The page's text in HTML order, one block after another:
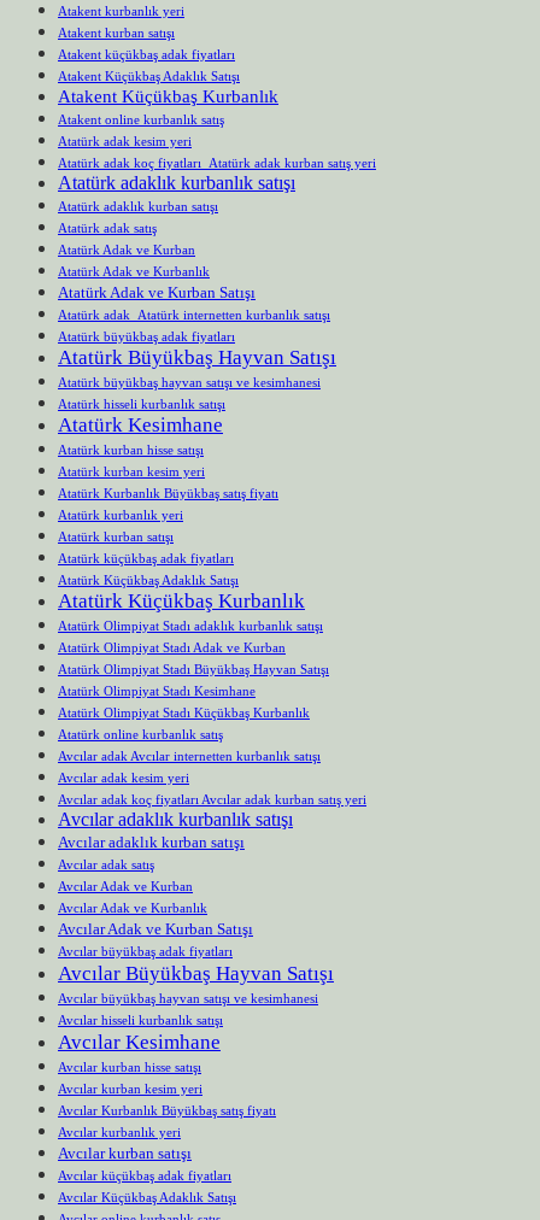
Atakent kurbanlık yeri
Atakent kurban satışı
Atakent küçükbaş adak fiyatları
Atakent Küçükbaş Adaklık Satışı
Atakent Küçükbaş Kurbanlık
Atakent online kurbanlık satış
Atatürk adak kesim yeri
Atatürk adak koç fiyatları Atatürk adak kurban satış yeri
Atatürk adaklık kurbanlık satışı
Atatürk adaklık kurban satışı
Atatürk adak satış
Atatürk Adak ve Kurban
Atatürk Adak ve Kurbanlık
Atatürk Adak ve Kurban Satışı
Atatürk adak Atatürk internetten kurbanlık satışı
Atatürk büyükbaş adak fiyatları
Atatürk Büyükbaş Hayvan Satışı
Atatürk büyükbaş hayvan satışı ve kesimhanesi
Atatürk hisseli kurbanlık satışı
Atatürk Kesimhane
Atatürk kurban hisse satışı
Atatürk kurban kesim yeri
Atatürk Kurbanlık Büyükbaş satış fiyatı
Atatürk kurbanlık yeri
Atatürk kurban satışı
Atatürk küçükbaş adak fiyatları
Atatürk Küçükbaş Adaklık Satışı
Atatürk Küçükbaş Kurbanlık
Atatürk Olimpiyat Stadı adaklık kurbanlık satışı
Atatürk Olimpiyat Stadı Adak ve Kurban
Atatürk Olimpiyat Stadı Büyükbaş Hayvan Satışı
Atatürk Olimpiyat Stadı Kesimhane
Atatürk Olimpiyat Stadı Küçükbaş Kurbanlık
Atatürk online kurbanlık satış
Avcılar adak Avcılar internetten kurbanlık satışı
Avcılar adak kesim yeri
Avcılar adak koç fiyatları Avcılar adak kurban satış yeri
Avcılar adaklık kurbanlık satışı
Avcılar adaklık kurban satışı
Avcılar adak satış
Avcılar Adak ve Kurban
Avcılar Adak ve Kurbanlık
Avcılar Adak ve Kurban Satışı
Avcılar büyükbaş adak fiyatları
Avcılar Büyükbaş Hayvan Satışı
Avcılar büyükbaş hayvan satışı ve kesimhanesi
Avcılar hisseli kurbanlık satışı
Avcılar Kesimhane
Avcılar kurban hisse satışı
Avcılar kurban kesim yeri
Avcılar Kurbanlık Büyükbaş satış fiyatı
Avcılar kurbanlık yeri
Avcılar kurban satışı
Avcılar küçükbaş adak fiyatları
Avcılar Küçükbaş Adaklık Satışı